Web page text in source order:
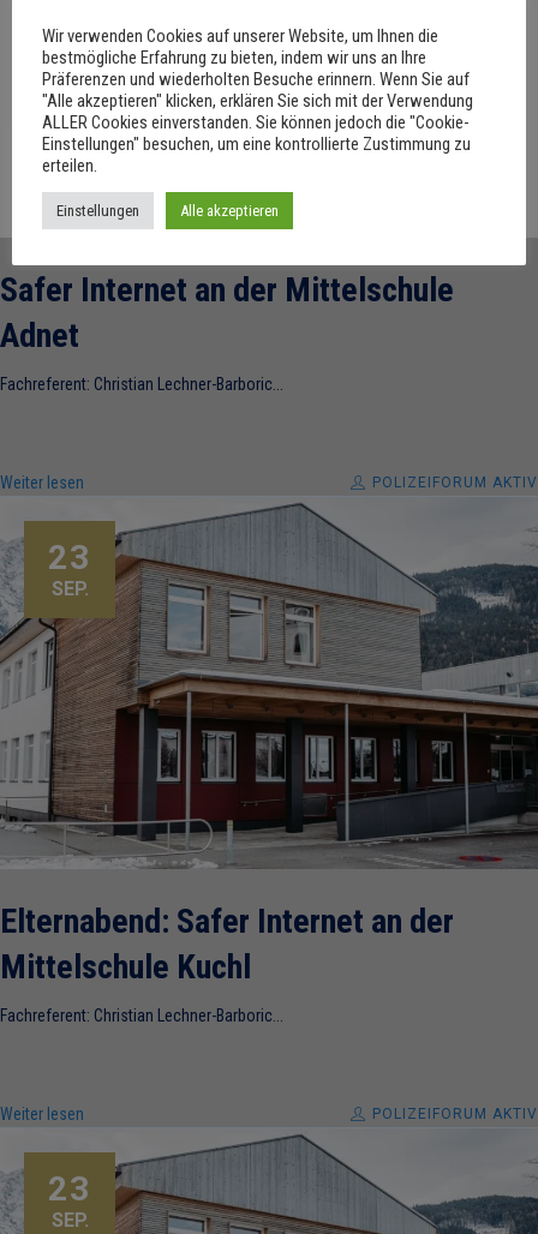
Safer Internet an der Mittelschule
Adnet
Fachreferent: Christian Lechner-Barboric...
Weiter lesen POLIZEIFORUM AKTIV
23
SEP.
Elternabend: Safer Internet an der
Mittelschule Kuchl
Fachreferent: Christian Lechner-Barboric...
Weiter lesen POLIZEIFORUM AKTIV
23
SEP.
Wir verwenden Cookies auf unserer Website, um Ihnen die
bestmögliche Erfahrung zu bieten, indem wir uns an Ihre
Präferenzen und wiederholten Besuche erinnern. Wenn Sie auf
"Alle akzeptieren" klicken, erklären Sie sich mit der Verwendung
ALLER Cookies einverstanden. Sie können jedoch die "Cookie-
Einstellungen" besuchen, um eine kontrollierte Zustimmung zu
erteilen.
Einstellungen Alle akzeptieren